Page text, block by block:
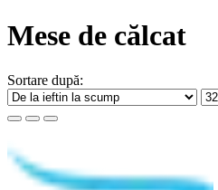
Mese de călcat
Sortare după: